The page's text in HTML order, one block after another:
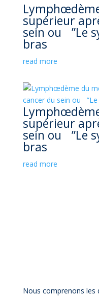
supérieur
sein ou ”Le
bras
read more
supérieur
sein ou ”Le
bras
read more
Nous comprenons les